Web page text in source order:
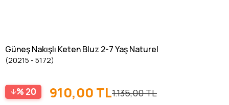
Güneş Nakışlı Keten Bluz 2-7 Yaş Naturel
(20215 - 5172)
20 1.135,00 TL
910,00 TL